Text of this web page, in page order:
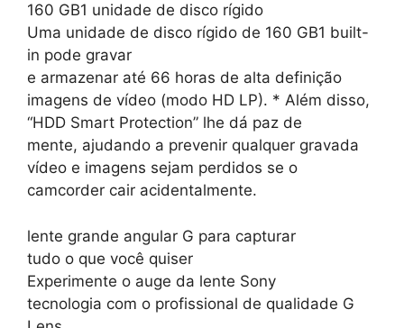
160 GB1 unidade de disco rígido
Uma unidade de disco rígido de 160 GB1 built-
in pode gravar
e armazenar até 66 horas de alta definição
imagens de vídeo (modo HD LP). * Além disso,
“HDD Smart Protection” lhe dá paz de
mente, ajudando a prevenir qualquer gravada
vídeo e imagens sejam perdidos se o
camcorder cair acidentalmente.
lente grande angular G para capturar
tudo o que você quiser
Experimente o auge da lente Sony
tecnologia com o profissional de qualidade G